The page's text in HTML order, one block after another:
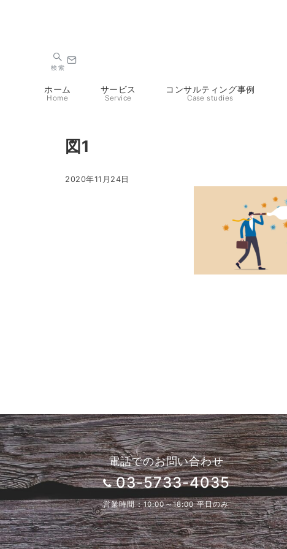
検索
ホーム
Home
サービス
Service
コンサルティング事例
Case studies
図1
2020年11月24日
電話でのお問い合わせ
03-5733-4035
営業時間：10:00～18:00 平日のみ